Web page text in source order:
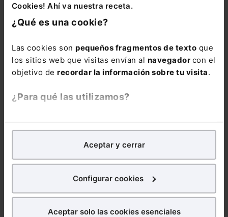
Cookies! Ahí va nuestra receta.
¿Qué es una cookie?
Las cookies son pequeños fragmentos de texto que
los sitios web que visitas envían al navegador con el
objetivo de recordar la información sobre tu visita.
¿Para qué las utilizamos?
analíticospara tratar demejorar tu experienciaen
nuestra página web. También con fines publicitarios,
para poder mostrarte publicidad y contenidos de tu
¿Qué puedes hacer?
Aceptar y cerrar
Configurar cookies
Aceptar solo las cookies esenciales
tribunales.
COMENTAR